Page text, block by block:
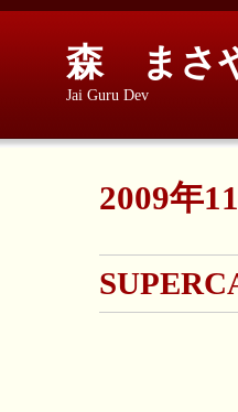
森 まさ
Jai Guru Dev
2009年